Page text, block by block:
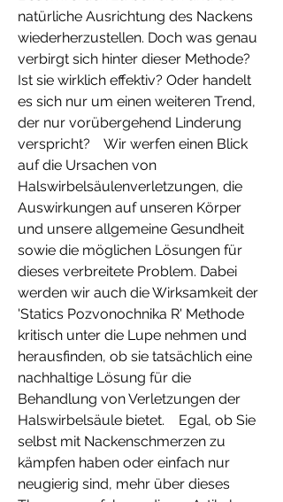
natürliche Ausrichtung des Nackens
wiederherzustellen. Doch was genau
verbirgt sich hinter dieser Methode?
Ist sie wirklich effektiv? Oder handelt
es sich nur um einen weiteren Trend,
der nur vorübergehend Linderung
verspricht?    Wir werfen einen Blick
auf die Ursachen von
Halswirbelsäulenverletzungen, die
Auswirkungen auf unseren Körper
und unsere allgemeine Gesundheit
sowie die möglichen Lösungen für
dieses verbreitete Problem. Dabei
werden wir auch die Wirksamkeit der
'Statics Pozvonochnika R' Methode
kritisch unter die Lupe nehmen und
herausfinden, ob sie tatsächlich eine
nachhaltige Lösung für die
Behandlung von Verletzungen der
Halswirbelsäule bietet.    Egal, ob Sie
selbst mit Nackenschmerzen zu
kämpfen haben oder einfach nur
neugierig sind, mehr über dieses